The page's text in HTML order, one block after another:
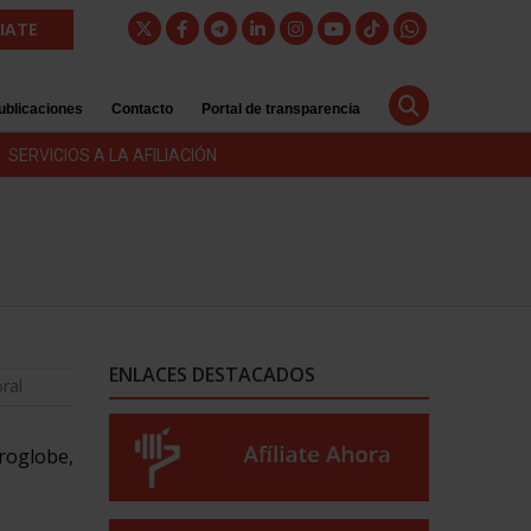
Contacto Portal de transparencia
SERVICIOS A LA AFILIACIÓN
ENLACES DESTACADOS